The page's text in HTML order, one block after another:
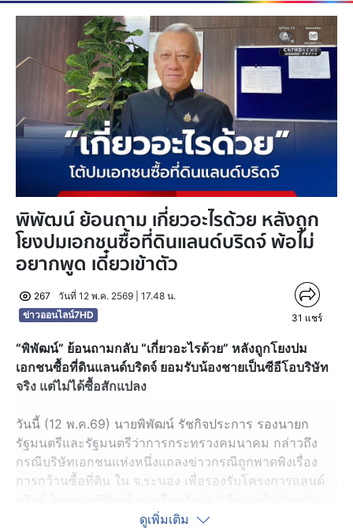
พิพัฒน์ ย้อนถาม เกี่ยวอะไรด้วย หลังถูก
โยงปมเอกชนซื้อที่ดินแลนด์บริดจ์ พ้อไม่
อยากพูด เดี๋ยวเข้าตัว
267
วันที่ 12 พ.ค. 2569 | 17.48 น.
ข่าวออนไลน์7HD
31 แชร์
“พิพัฒน์” ย้อนถามกลับ “เกี่ยวอะไรด้วย” หลังถูกโยงปม
เอกชนซื้อที่ดินแลนด์บริดจ์ ยอมรับน้องชายเป็นซีอีโอบริษัท
จริง แต่ไม่ได้ซื้อสักแปลง
วันนี้ (12 พ.ค.69) นายพิพัฒน์ รัชกิจประการ รองนายก
รัฐมนตรีและรัฐมนตรีว่าการกระทรวงคมนาคม กล่าวถึง
กรณีบริษัทเอกชนแห่งหนึ่งแถลงข่าวกรณีถูกพาดพิงเรื่อง
การกว้านซื้อที่ดิน ใน จ.ระนอง เพื่อรองรับโครงการแลนด์
ดูเพิ่มเติม